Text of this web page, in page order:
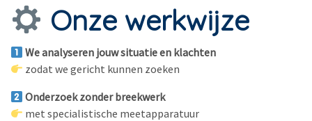
Onze werkwijze
We analyseren jouw situatie en klachten
zodat we gericht kunnen zoeken
Onderzoek zonder breekwerk
met specialistische meetapparatuur